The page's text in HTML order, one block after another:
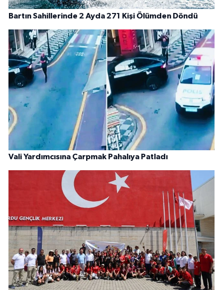
Bartın Sahillerinde 2 Ayda 271 Kişi Ölümden Döndü
Vali Yardımcısına Çarpmak Pahalıya Patladı